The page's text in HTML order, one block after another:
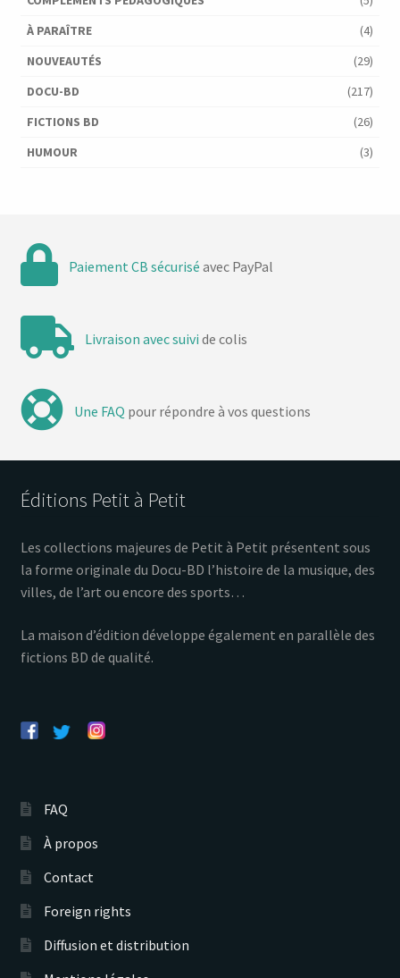
À PARAÎTRE
(4)
NOUVEAUTÉS
(29)
DOCU-BD
(217)
FICTIONS BD
(26)
HUMOUR
(3)
Paiement CB sécurisé avec PayPal
Livraison avec suivi de colis
Une FAQ pour répondre à vos questions
Éditions Petit à Petit
Les collections majeures de Petit à Petit présentent sous
la forme originale du Docu-BD l’histoire de la musique, des
villes, de l’art ou encore des sports…
La maison d’édition développe également en parallèle des
fictions BD de qualité.
FAQ
À propos
Contact
Foreign rights
Diffusion et distribution